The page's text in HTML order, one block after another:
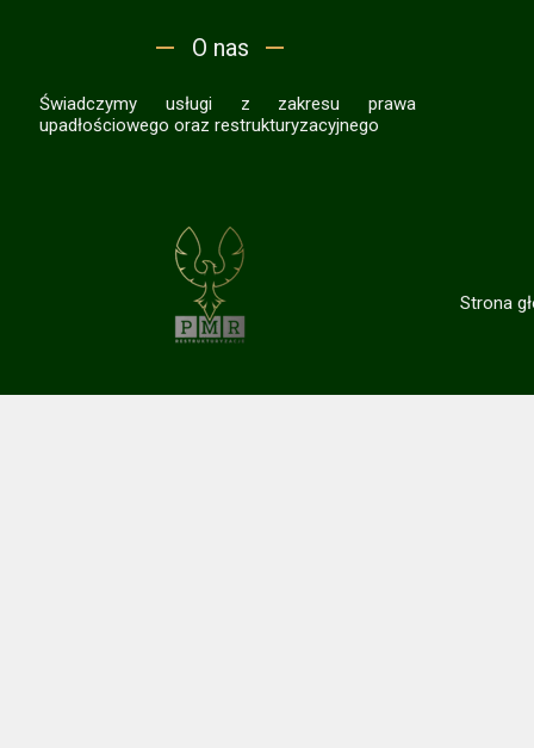
Strona
Świadczymy usługi z zakresu prawa
upadłościowego oraz restrukturyzacyjnego
O nas